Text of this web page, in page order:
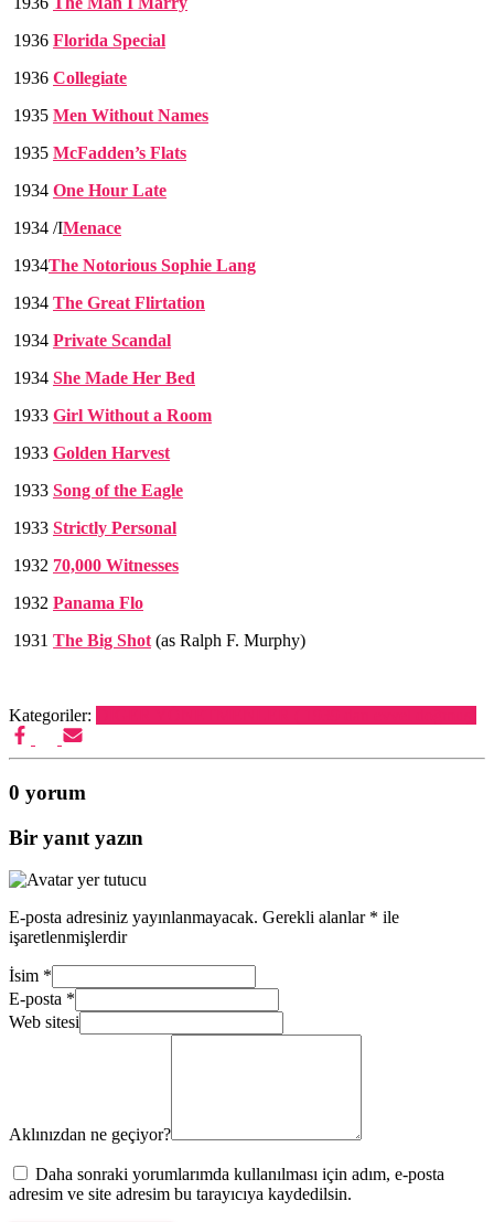
1936 Florida Special
1936 Collegiate
1935 Men Without Names
1935 McFadden’s Flats
1934 One Hour Late
1934 /IMenace
1934The Notorious Sophie Lang
1934 The Great Flirtation
1934 Private Scandal
1934 She Made Her Bed
1933 Girl Without a Room
1933 Golden Harvest
1933 Song of the Eagle
1933 Strictly Personal
1932 70,000 Witnesses
1932 Panama Flo
1931 The Big Shot (as Ralph F. Murphy)
Kategoriler:
0 yorum
Bir yanıt yazın
E-posta adresiniz yayınlanmayacak. Gerekli alanlar * ile
işaretlenmişlerdir
İsim *
E-posta *
Web sitesi
Aklınızdan ne geçiyor?
Daha sonraki yorumlarımda kullanılması için adım, e-posta
adresim ve site adresim bu tarayıcıya kaydedilsin.